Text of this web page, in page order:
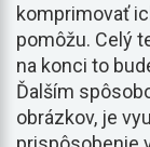
komprimovať
pomôžu. Celý
na konci to
Ďalším
obrázkov, je